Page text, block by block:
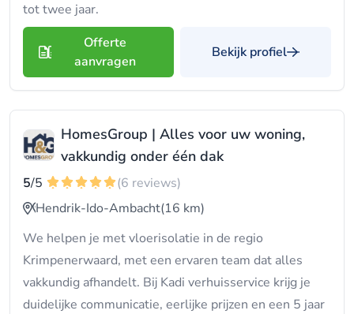
tot twee jaar.
Offerte
aanvragen
Bekijk profiel
HomesGroup | Alles voor uw woning,
vakkundig onder één dak
5/5
(6 reviews)
Hendrik-Ido-Ambacht(16 km)
We helpen je met vloerisolatie in de regio
Krimpenerwaard, met een ervaren team dat alles
vakkundig afhandelt. Bij Kadi verhuisservice krijg je
duidelijke communicatie, eerlijke prijzen en een 5 jaar